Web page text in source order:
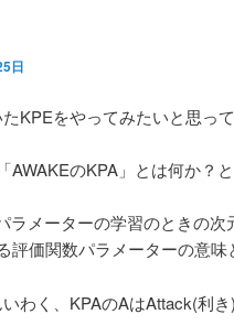
日
KPEをやってみたいと思って
AWAKEのKPA」とは何か？と
ラメーターの学習のときの次
評価関数パラメーターの意味
わく、KPAのAはAttack(利き